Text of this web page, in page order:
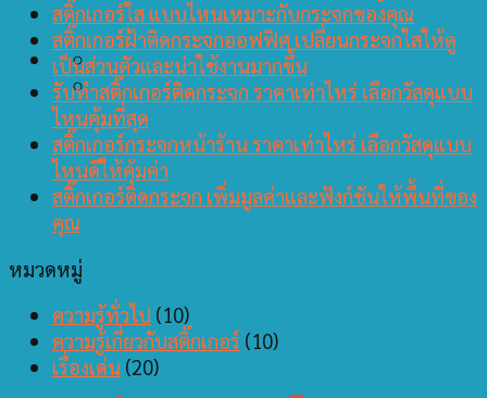
สติ๊กเกอร์ใส แบบไหนเหมาะกับกระจกของคุณ
สติ๊กเกอร์ฝ้าติดกระจกออฟฟิศ เปลี่ยนกระจกใสให้ดู
เป็นส่วนตัวและน่าใช้งานมากขึ้น
รับทำสติ๊กเกอร์ติดกระจก ราคาเท่าไหร่ เลือกวัสดุแบบ
ไหนคุ้มที่สุด
สติ๊กเกอร์กระจกหน้าร้าน ราคาเท่าไหร่ เลือกวัสดุแบบ
ไหนดีให้คุ้มค่า
สติ๊กเกอร์ติดกระจก เพิ่มมูลค่าและฟังก์ชันให้พื้นที่ของ
คุณ
หมวดหมู่
ความรู้ทั่วไป (10)
ความรู้เกี่ยวกับสติ๊กเกอร์ (10)
เรื่องเด่น (20)